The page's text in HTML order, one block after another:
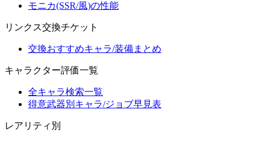
モニカ(SSR/風)の性能
リンクス交換チケット
交換おすすめキャラ/装備まとめ
キャラクター評価一覧
全キャラ検索一覧
得意武器別キャラ/ジョブ早見表
レアリティ別